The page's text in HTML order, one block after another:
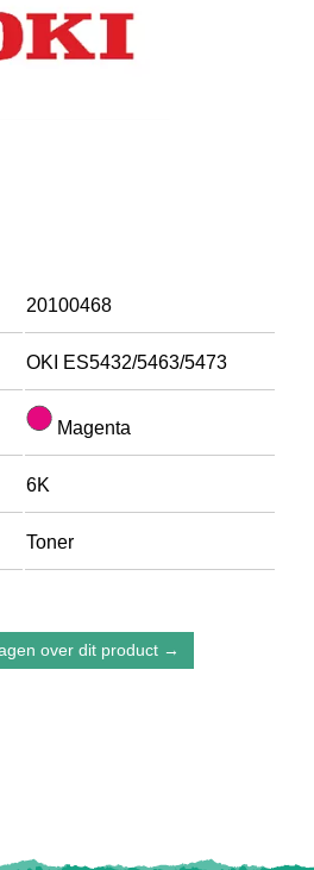
20100468
OKI ES5432/5463/5473
Magenta
6K
Toner
over dit product →